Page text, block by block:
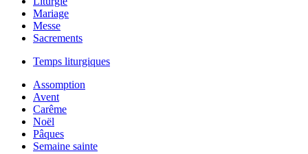
Mariage
Messe
Sacrements
Temps liturgiques
Assomption
Avent
Carême
Noël
Pâques
Semaine sainte